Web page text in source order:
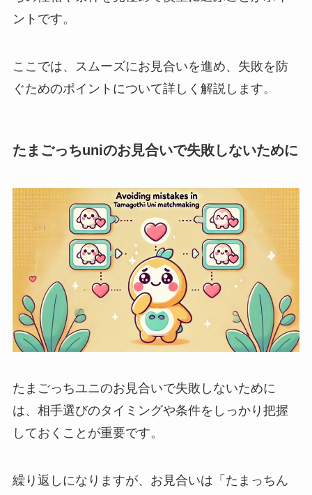
ントです。
ここでは、スムーズにお見合いを進め、失敗を防
ぐためのポイントについて詳しく解説します。
たまごっちuniのお見合いで失敗しないために
たまごっちユニのお見合いで失敗しないために
は、相手選びのタイミングや条件をしっかり把握
しておくことが重要です。
繰り返しになりますが、お見合いは「たまっちん